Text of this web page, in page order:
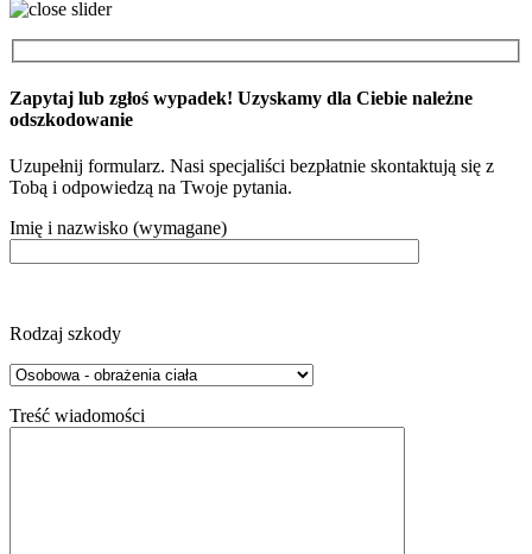
Zapytaj lub zgłoś wypadek! Uzyskamy dla Ciebie należne
odszkodowanie
Uzupełnij formularz. Nasi specjaliści bezpłatnie skontaktują się z
Tobą i odpowiedzą na Twoje pytania.
Imię i nazwisko (wymagane)
Rodzaj szkody
Treść wiadomości